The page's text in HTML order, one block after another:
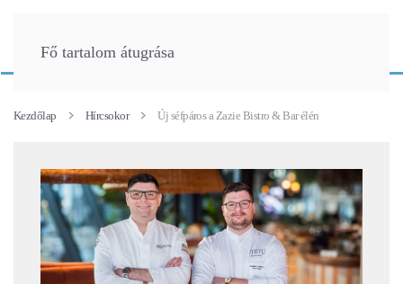
Fő tartalom átugrása
Kezdőlap Hírcsokor Új séfpáros a Zazie Bistro & Bar élén